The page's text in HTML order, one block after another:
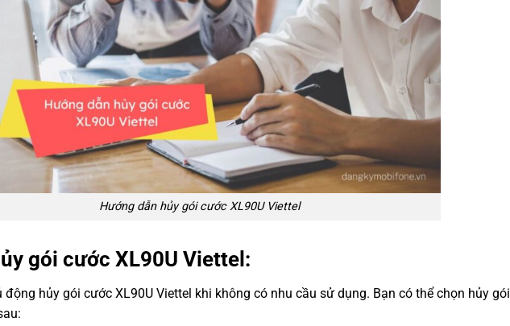
Hướng dẫn hủy gói cước XL90U Viettel
gói cước XL90U Viettel:
động hủy gói cước XL90U Viettel khi không có nhu cầu sử dụng. Bạn có thể chọn hủy gói